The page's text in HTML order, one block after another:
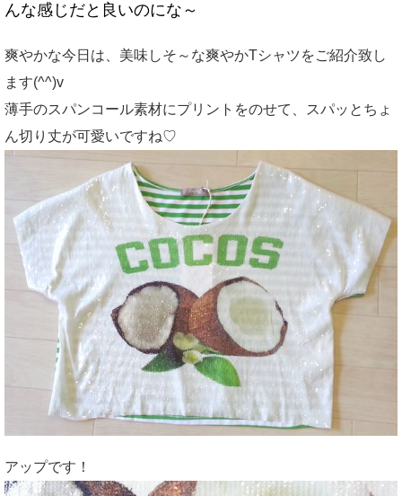
んな感じだと良いのにな～
爽やかな今日は、美味しそ～な爽やかTシャツをご紹介致し
ます(^^)v
薄手のスパンコール素材にプリントをのせて、スパッとちょ
ん切り丈が可愛いですね♡
アップです！